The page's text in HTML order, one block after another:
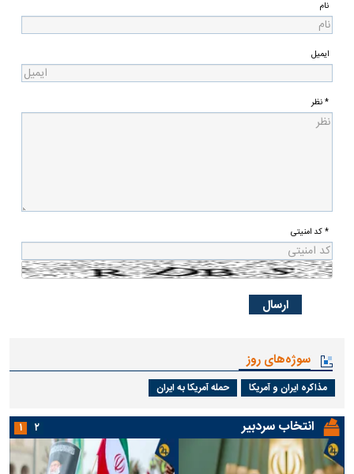
نام
ایمیل
* نظر
* کد امنیتی
سوژه‌های روز
مذاکره ایران و آمریکا حمله آمریکا به ایران
انتخاب سردبیر ۱ ۲